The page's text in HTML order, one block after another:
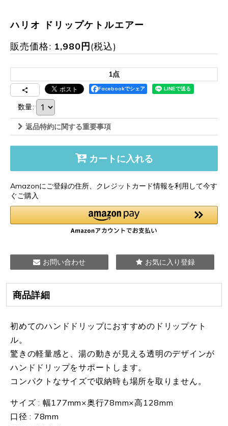
ハリオ ドリップケトルエアー
販売価格: 1,980円(税込)
1点
Facebookでシェア
数量:
返品特約に関する重要事項
カートに入れる
Amazonにご登録の住所、クレジットカード情報を利用して今す
ぐご購入
お問い合わせ お気に入り登録
商品詳細
初めてのハンドドリップにおすすめのドリップケト
ル。
驚きの軽量感と、湯の動きが見える透明のデザインが
ハンドドリップをサポートします。
コンパクトなサイズで収納時も場所を取りません。
サイズ : 幅177mm×奥行78mm×高128mm
口径 : 78mm